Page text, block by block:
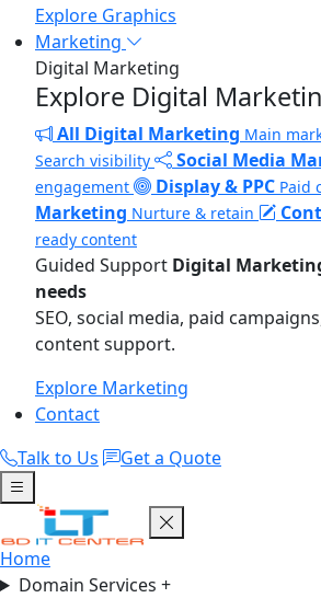
Explore Graphics
Marketing
Digital Marketing
Explore Digital
All Digital Marketing Main
Search visibility Social Media
engagement
Display & PPC Paid
Marketing Nurture & retain
ready content
Guided Support Digital
needs
SEO, social media, paid
content support.
Explore Marketing
Contact
Talk to Us
Get a Quote
Home
Domain Services +